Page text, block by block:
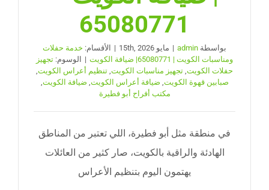
65080771
بواسطة admin
| مايو 15th, 2026 | الأقسام: خدمة حفلات
ومناسبات الكويت | 65080771| ضيافة الكويت
| الوسوم: تجهيز
حفلات الكويت تجهيز مناسبات الكويت تنظيم أعراس الكويت
صبابين قهوة الكويت ضيافة أعراس الكويت ضيافة الكويت
مكتب أفراح أبو فطيرة
في منطقة مثل أبو فطيرة، اللي تعتبر من المناطق
الهادئة والراقية بالكويت، صار كثير من العائلات
يهتمون اليوم بتنظيم الأعراس